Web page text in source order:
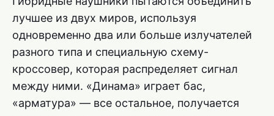
лучшее из двух миров, используя
одновременно два или больше излучателей
разного типа и специальную схему-
кроссовер, которая распределяет сигнал
между ними. «Динама» играет бас,
«арматура» — все остальное, получается